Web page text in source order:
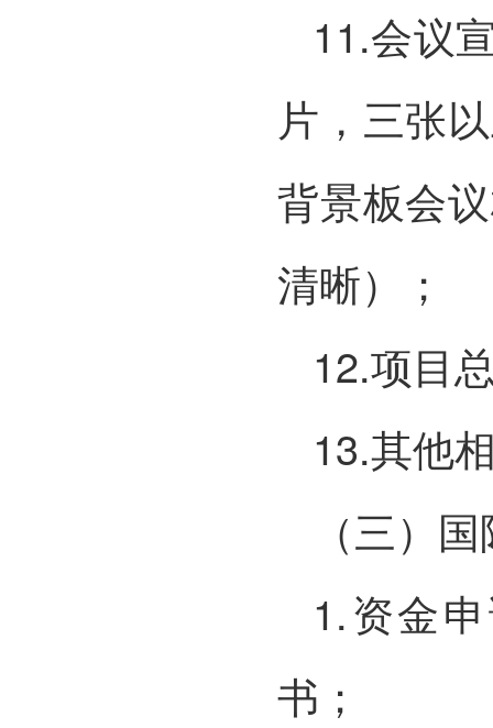
11.会议
片，三张
背景板会
清晰）；
12.项目
13.其他
（三）
1.资金
书；